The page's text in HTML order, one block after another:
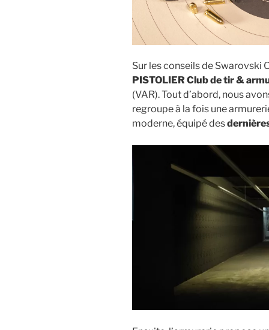
Sur les conseils de Swarovski
PISTOLIER Club de tir &
(VAR). Tout d’abord, nous
regroupe à la fois une
moderne, équipé des